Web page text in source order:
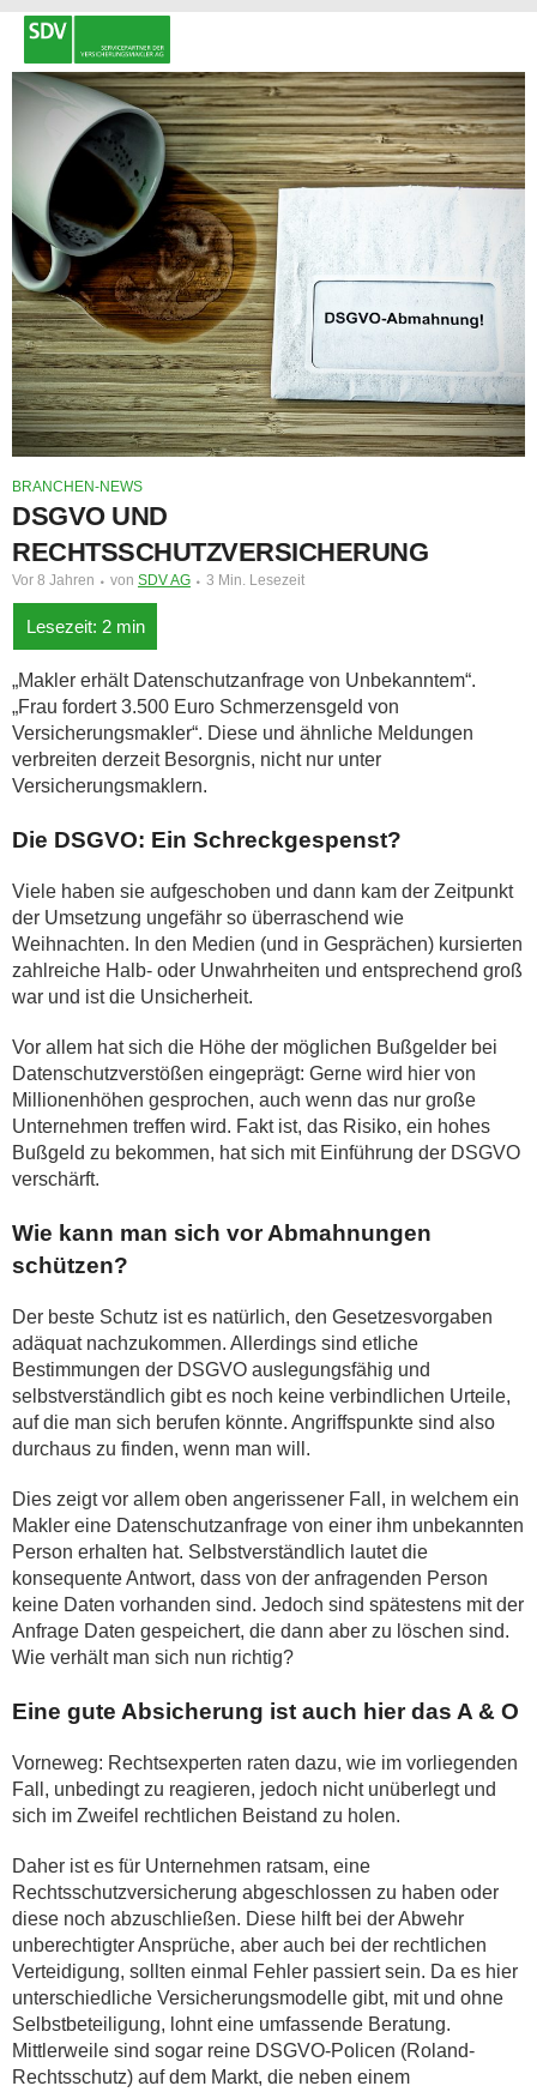
BRANCHEN-NEWS
DSGVO UND
RECHTSSCHUTZVERSICHERUNG
Vor 8 Jahren von SDV AG 3 Min. Lesezeit
„Makler erhält Datenschutzanfrage von Unbekanntem“.
„Frau fordert 3.500 Euro Schmerzensgeld von
Versicherungsmakler“. Diese und ähnliche Meldungen
verbreiten derzeit Besorgnis, nicht nur unter
Versicherungsmaklern.
Die DSGVO: Ein Schreckgespenst?
Viele haben sie aufgeschoben und dann kam der Zeitpunkt
der Umsetzung ungefähr so überraschend wie
Weihnachten. In den Medien (und in Gesprächen) kursierten
zahlreiche Halb- oder Unwahrheiten und entsprechend groß
war und ist die Unsicherheit.
Vor allem hat sich die Höhe der möglichen Bußgelder bei
Datenschutzverstößen eingeprägt: Gerne wird hier von
Millionenhöhen gesprochen, auch wenn das nur große
Unternehmen treffen wird. Fakt ist, das Risiko, ein hohes
Bußgeld zu bekommen, hat sich mit Einführung der DSGVO
verschärft.
Wie kann man sich vor Abmahnungen
schützen?
Der beste Schutz ist es natürlich, den Gesetzesvorgaben
adäquat nachzukommen. Allerdings sind etliche
Bestimmungen der DSGVO auslegungsfähig und
selbstverständlich gibt es noch keine verbindlichen Urteile,
auf die man sich berufen könnte. Angriffspunkte sind also
durchaus zu finden, wenn man will.
Dies zeigt vor allem oben angerissener Fall, in welchem ein
Makler eine Datenschutzanfrage von einer ihm unbekannten
Person erhalten hat. Selbstverständlich lautet die
konsequente Antwort, dass von der anfragenden Person
keine Daten vorhanden sind. Jedoch sind spätestens mit der
Anfrage Daten gespeichert, die dann aber zu löschen sind.
Wie verhält man sich nun richtig?
Eine gute Absicherung ist auch hier das A & O
Vorneweg: Rechtsexperten raten dazu, wie im vorliegenden
Fall, unbedingt zu reagieren, jedoch nicht unüberlegt und
sich im Zweifel rechtlichen Beistand zu holen.
Daher ist es für Unternehmen ratsam, eine
Rechtsschutzversicherung abgeschlossen zu haben oder
diese noch abzuschließen. Diese hilft bei der Abwehr
unberechtigter Ansprüche, aber auch bei der rechtlichen
Verteidigung, sollten einmal Fehler passiert sein. Da es hier
unterschiedliche Versicherungsmodelle gibt, mit und ohne
Selbstbeteiligung, lohnt eine umfassende Beratung.
Mittlerweile sind sogar reine DSGVO-Policen (Roland-
Rechtsschutz) auf dem Markt, die neben einem